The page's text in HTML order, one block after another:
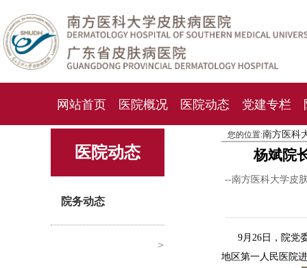
网站首页 医院概况 医院动态 党建专栏
化妆品检测中心 就诊指南 人才
医院动态
院务动态
>
您的位置:南方医科
杨斌院
--南方医科大学皮
9月26日，院党
地区第一人民医院